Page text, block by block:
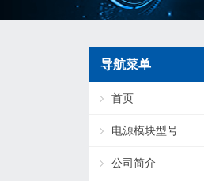
导航菜单
首页
电源模块型号
公司简介